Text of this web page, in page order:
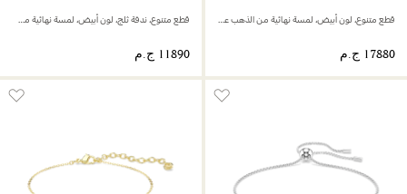
قطع متنوع، لون أبيض، لمسة نهائية من الذهب عيار 18 قيراط قطع متنوع، ندفة ثلج، لون أبيض، لمسة نهائية من الذهب عيار 18 قيراط